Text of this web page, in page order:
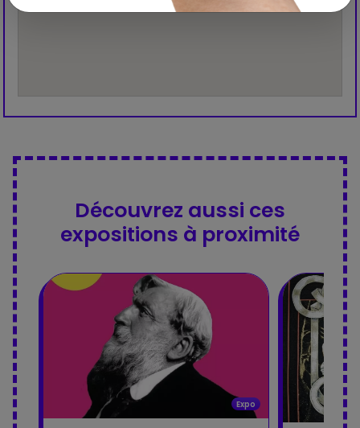
Découvrez aussi ces
expositions à proximité
Expo